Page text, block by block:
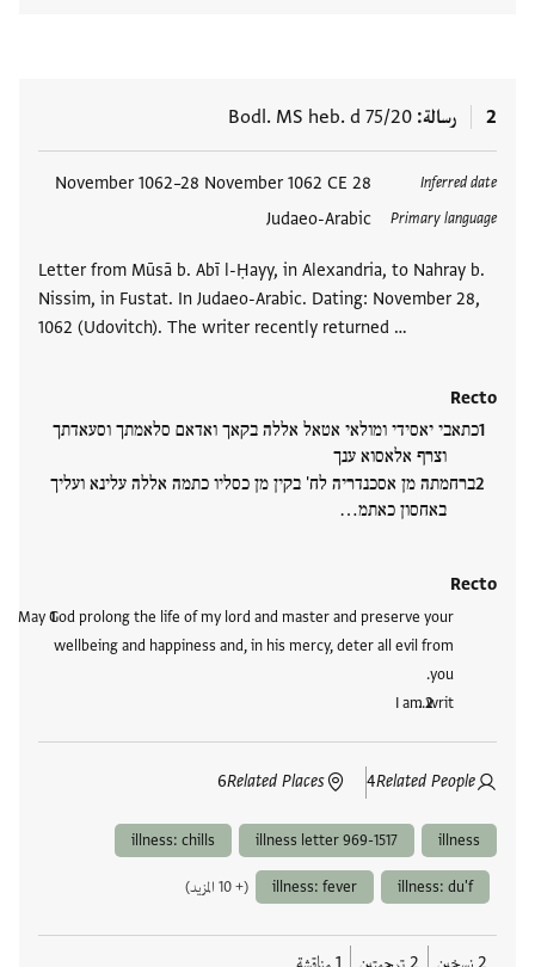
2 رسالة Bodl. MS heb. d 75/20
Inferred date
28 November 1062–28 November 1062 CE
Primary language
Judaeo-Arabic
Letter from Mūsā b. Abī l-Ḥayy, in Alexandria, to Nahray b.
Nissim, in Fustat. In Judaeo-Arabic. Dating: November 28,
1062 (Udovitch). The writer recently returned …
Recto
כתאבי יאסידי ומולאי אטאל אללה בקאך ואדאם סלאמתך וסעאדתך
וצרף אלאסוא ענך
ברחמתה מן אסכנדריה לח' בקין מן כסליו כתמה אללה עלינא ועליך
באחסון כאתמ…
Recto
May God prolong the life of my lord and master and preserve your
wellbeing and happiness and, in his mercy, deter all evil from
you.
I am writ…
Related People
4
Related Places
6
العلامات
illness
illness letter 969-1517
illness: chills
illness: du'f
illness: fever (+ 10 المزيد)